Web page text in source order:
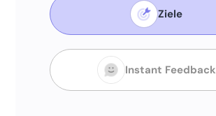
Ziele
Instant Feedback